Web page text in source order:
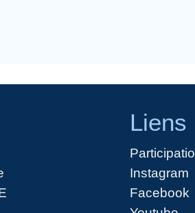
Liens
Instagram
Facebook